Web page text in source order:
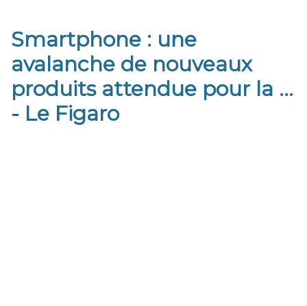
Smartphone : une
avalanche de nouveaux
produits attendue pour la ...
- Le Figaro